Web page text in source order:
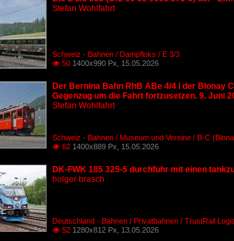
Stefan Wohlfahrt
Schweiz - Bahnen / Dampfloks / E 3/3
 50 1400x990 Px, 15.05.2026
Der Bernina Bahn RhB ABe 4/4 I der Blonay
Gegenzug um die Fahrt fortzusetzen. 9. Juni
Stefan Wohlfahrt
Schweiz - Bahnen / Museum und Vereine / B-C
 62 1400x889 Px, 15.05.2026
DK-FWK 185 325-5 durchfuhr mit einen
holger brasch
Deutschland - Bahnen / Privatbahnen / TrustRail
 52 1280x812 Px, 13.05.2026